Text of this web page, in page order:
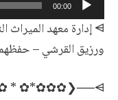
الصوت00:00
⩥ إدارة معهد
ورزيق القرشي –
* ✿✿✿❯──⩤